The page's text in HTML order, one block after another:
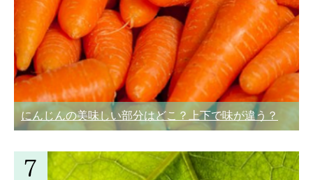
にんじんの美味しい部分はどこ？上下で味が違う？